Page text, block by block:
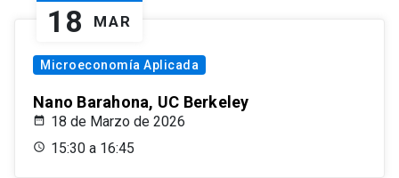
18 MAR
Microeconomía Aplicada
Nano Barahona, UC Berkeley
18 de Marzo de 2026
15:30 a 16:45